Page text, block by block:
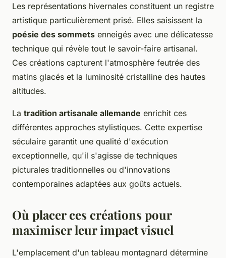
Les représentations hivernales constituent un registre
artistique particulièrement prisé. Elles saisissent la
poésie des sommets enneigés avec une délicatesse
technique qui révèle tout le savoir-faire artisanal.
Ces créations capturent l'atmosphère feutrée des
matins glacés et la luminosité cristalline des hautes
altitudes.
La tradition artisanale allemande enrichit ces
différentes approches stylistiques. Cette expertise
séculaire garantit une qualité d'exécution
exceptionnelle, qu'il s'agisse de techniques
picturales traditionnelles ou d'innovations
contemporaines adaptées aux goûts actuels.
Où placer ces créations pour
maximiser leur impact visuel
L'emplacement d'un tableau montagnard détermine